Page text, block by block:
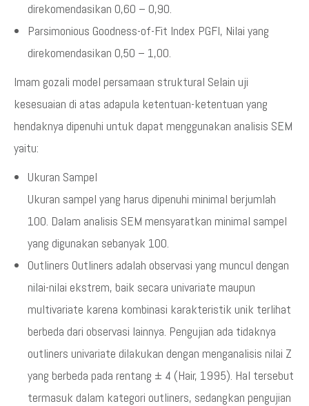
direkomendasikan 0,60 – 0,90.
Parsimonious Goodness-of-Fit Index PGFI, Nilai yang
direkomendasikan 0,50 – 1,00.
Imam gozali model persamaan struktural Selain uji
kesesuaian di atas adapula ketentuan-ketentuan yang
hendaknya dipenuhi untuk dapat menggunakan analisis SEM
yaitu:
Ukuran Sampel
Ukuran sampel yang harus dipenuhi minimal berjumlah
100. Dalam analisis SEM mensyaratkan minimal sampel
yang digunakan sebanyak 100.
Outliners Outliners adalah observasi yang muncul dengan
nilai-nilai ekstrem, baik secara univariate maupun
multivariate karena kombinasi karakteristik unik terlihat
berbeda dari observasi lainnya. Pengujian ada tidaknya
outliners univariate dilakukan dengan menganalisis nilai Z
yang berbeda pada rentang ± 4 (Hair, 1995). Hal tersebut
termasuk dalam kategori outliners, sedangkan pengujian